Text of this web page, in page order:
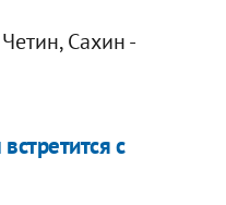
Сахин -
с